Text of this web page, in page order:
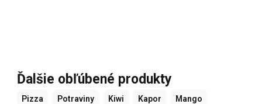
Ďalšie obľúbené produkty
Pizza Potraviny Kiwi Kapor Mango